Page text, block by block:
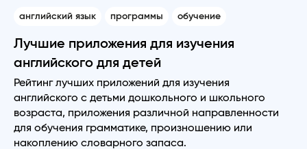
английский язык программы обучение
Лучшие приложения для изучения
английского для детей
Рейтинг лучших приложений для изучения
английского с детьми дошкольного и школьного
возраста, приложения различной направленности
для обучения грамматике, произношению или
накоплению словарного запаса.